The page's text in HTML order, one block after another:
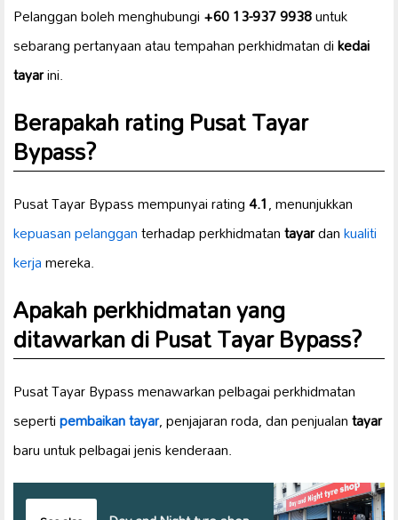
Pelanggan boleh menghubungi+60 13-937 9938untuk
sebarang pertanyaan atau tempahan perkhidmatan dikedai
tayarini.
Berapakah rating Pusat Tayar
Bypass?
Pusat Tayar Bypass mempunyai rating4.1, menunjukkan
kepuasan pelangganterhadap perkhidmatantayardankualiti
kerjamereka.
Apakah perkhidmatan yang
ditawarkan di Pusat Tayar Bypass?
Pusat Tayar Bypass menawarkan pelbagai perkhidmatan
sepertipembaikan tayar, penjajaran roda, dan penjualantayar
baru untuk pelbagai jenis kenderaan.